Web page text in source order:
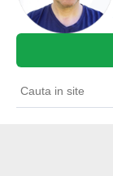
Cauta
in